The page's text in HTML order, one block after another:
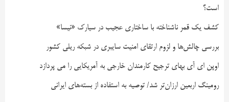
است؟
کشف یک قمر ناشناخته با ساختاری عجیب در سیارک «نیسا»
بررسی چالش‌ها و لزوم ارتقای امنیت سایبری در شبکه ریلی کشور
اوپن ای آی بهای ترجیح کارمندان خارجی به آمریکایی را می پردازد
رومینگ اربعین ارزان‌تر شد/ توصیه به استفاده از بسته‌های ایرانی